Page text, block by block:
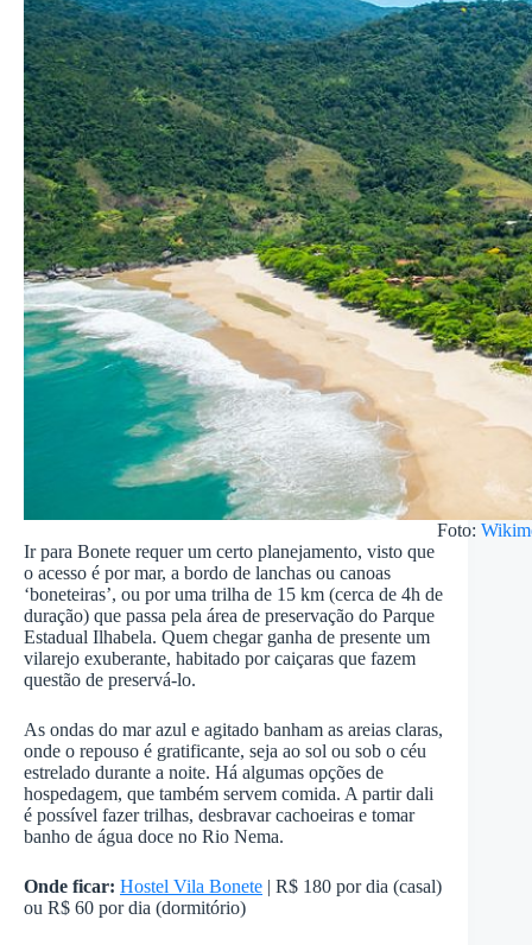
Foto:
Ir para Bonete requer um certo planejamento, visto que
o acesso é por mar, a bordo de lanchas ou canoas
‘boneteiras’, ou por uma trilha de 15 km (cerca de 4h de
duração) que passa pela área de preservação do Parque
Estadual Ilhabela. Quem chegar ganha de presente um
vilarejo exuberante, habitado por caiçaras que fazem
questão de preservá-lo.
As ondas do mar azul e agitado banham as areias claras,
onde o repouso é gratificante, seja ao sol ou sob o céu
estrelado durante a noite. Há algumas opções de
hospedagem, que também servem comida. A partir dali
é possível fazer trilhas, desbravar cachoeiras e tomar
banho de água doce no Rio Nema.
Onde ficar: Hostel Vila Bonete | R$ 180 por dia (casal)
ou R$ 60 por dia (dormitório)